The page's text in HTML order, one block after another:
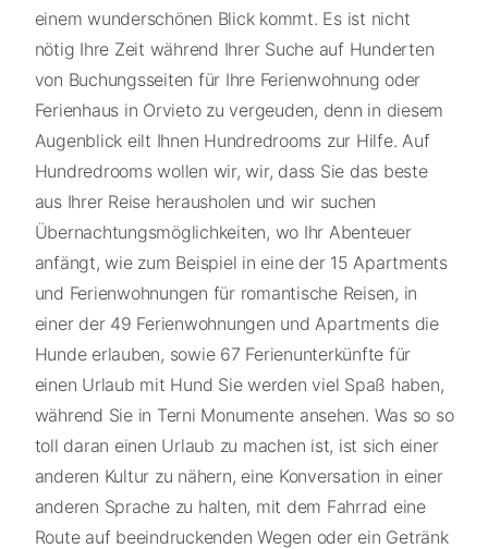
einem wunderschönen Blick kommt. Es ist nicht
nötig Ihre Zeit während Ihrer Suche auf Hunderten
von Buchungsseiten für Ihre Ferienwohnung oder
Ferienhaus in Orvieto zu vergeuden, denn in diesem
Augenblick eilt Ihnen Hundredrooms zur Hilfe. Auf
Hundredrooms wollen wir, wir, dass Sie das beste
aus Ihrer Reise herausholen und wir suchen
Übernachtungsmöglichkeiten, wo Ihr Abenteuer
anfängt, wie zum Beispiel in eine der 15 Apartments
und Ferienwohnungen für romantische Reisen, in
einer der 49 Ferienwohnungen und Apartments die
Hunde erlauben, sowie 67 Ferienunterkünfte für
einen Urlaub mit Hund Sie werden viel Spaß haben,
während Sie in Terni Monumente ansehen. Was so so
toll daran einen Urlaub zu machen ist, ist sich einer
anderen Kultur zu nähern, eine Konversation in einer
anderen Sprache zu halten, mit dem Fahrrad eine
Route auf beeindruckenden Wegen oder ein Getränk